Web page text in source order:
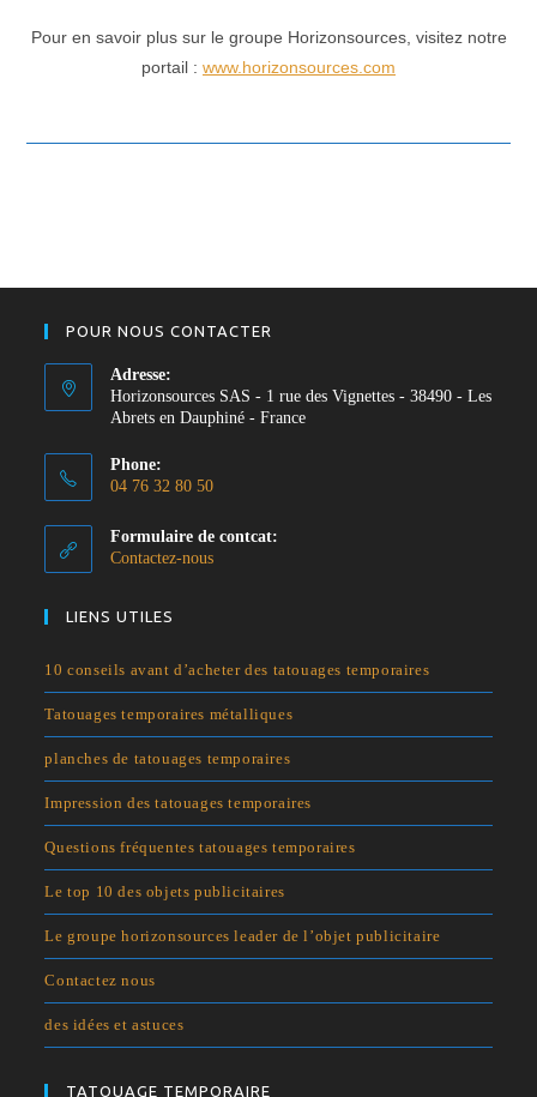
Pour en savoir plus sur le groupe Horizonsources, visitez notre
portail : www.horizonsources.com
POUR NOUS CONTACTER
Adresse:
Horizonsources SAS - 1 rue des Vignettes - 38490 - Les
Abrets en Dauphiné - France
Phone:
04 76 32 80 50
dans
Formulaire de contcat:
Contactez-nous
LIENS UTILES
10 conseils avant d’acheter des tatouages temporaires
Tatouages temporaires métalliques
planches de tatouages temporaires
Impression des tatouages temporaires
Questions fréquentes tatouages temporaires
Le top 10 des objets publicitaires
Le groupe horizonsources leader de l’objet publicitaire
Contactez nous
des idées et astuces
TATOUAGE TEMPORAIRE